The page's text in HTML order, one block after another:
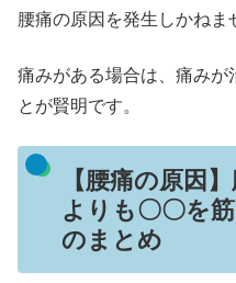
腰痛の原因を発生しかねま
痛みがある場合は、痛みが
とが賢明です。
【腰痛の原因
よりも〇〇を
のまとめ